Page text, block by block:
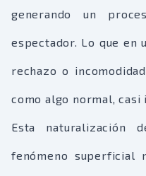
generando un
espectador. Lo que en
rechazo o
como algo normal, casi
Esta naturalización
fenómeno superficial